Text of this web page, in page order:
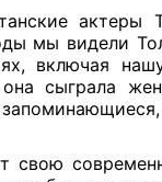
актеры
мы видели
включая
она сыграла
свою